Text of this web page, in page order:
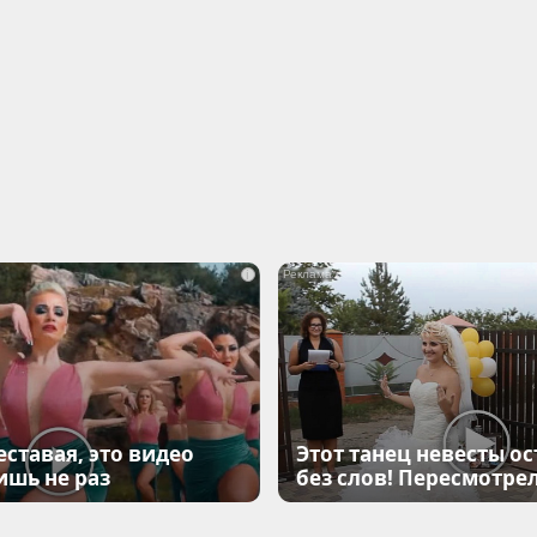
i
это видео
не раз
Этот танец невесты
без слов!